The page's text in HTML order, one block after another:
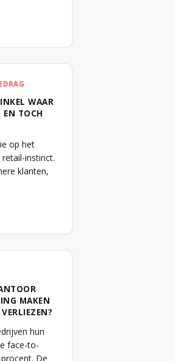
WAAR
EN TOCH
op het
instinct.
klanten,
MAKEN
hun
face-to-
De